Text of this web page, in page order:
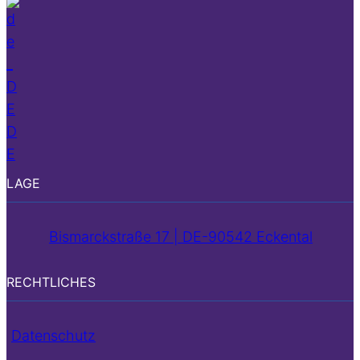
D
E
LAGE
Bismarckstraße 17 | DE-90542 Eckental
RECHTLICHES
Datenschutz